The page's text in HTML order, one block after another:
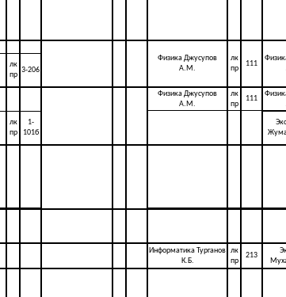
Физика Джусупов
А.М.
лк
пр
111
лк
пр
3-206
Физика Джусупов
А.М.
лк
пр
111
лк
пр
1-
101б
Информатика Турганов
К.Б.
лк
пр
213